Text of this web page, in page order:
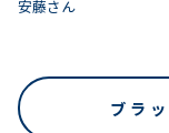
安藤さん
ブラ